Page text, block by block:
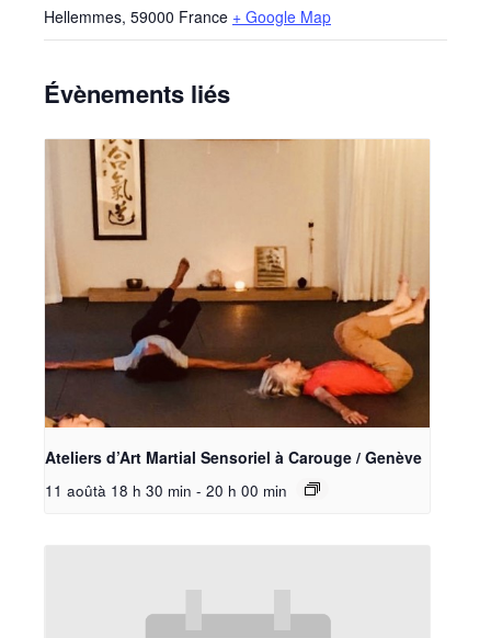
Hellemmes, 59000 France + Google Map
Évènements liés
Ateliers d’Art Martial Sensoriel à Carouge / Genève
11 aoûtà 18 h 30 min - 20 h 00 min